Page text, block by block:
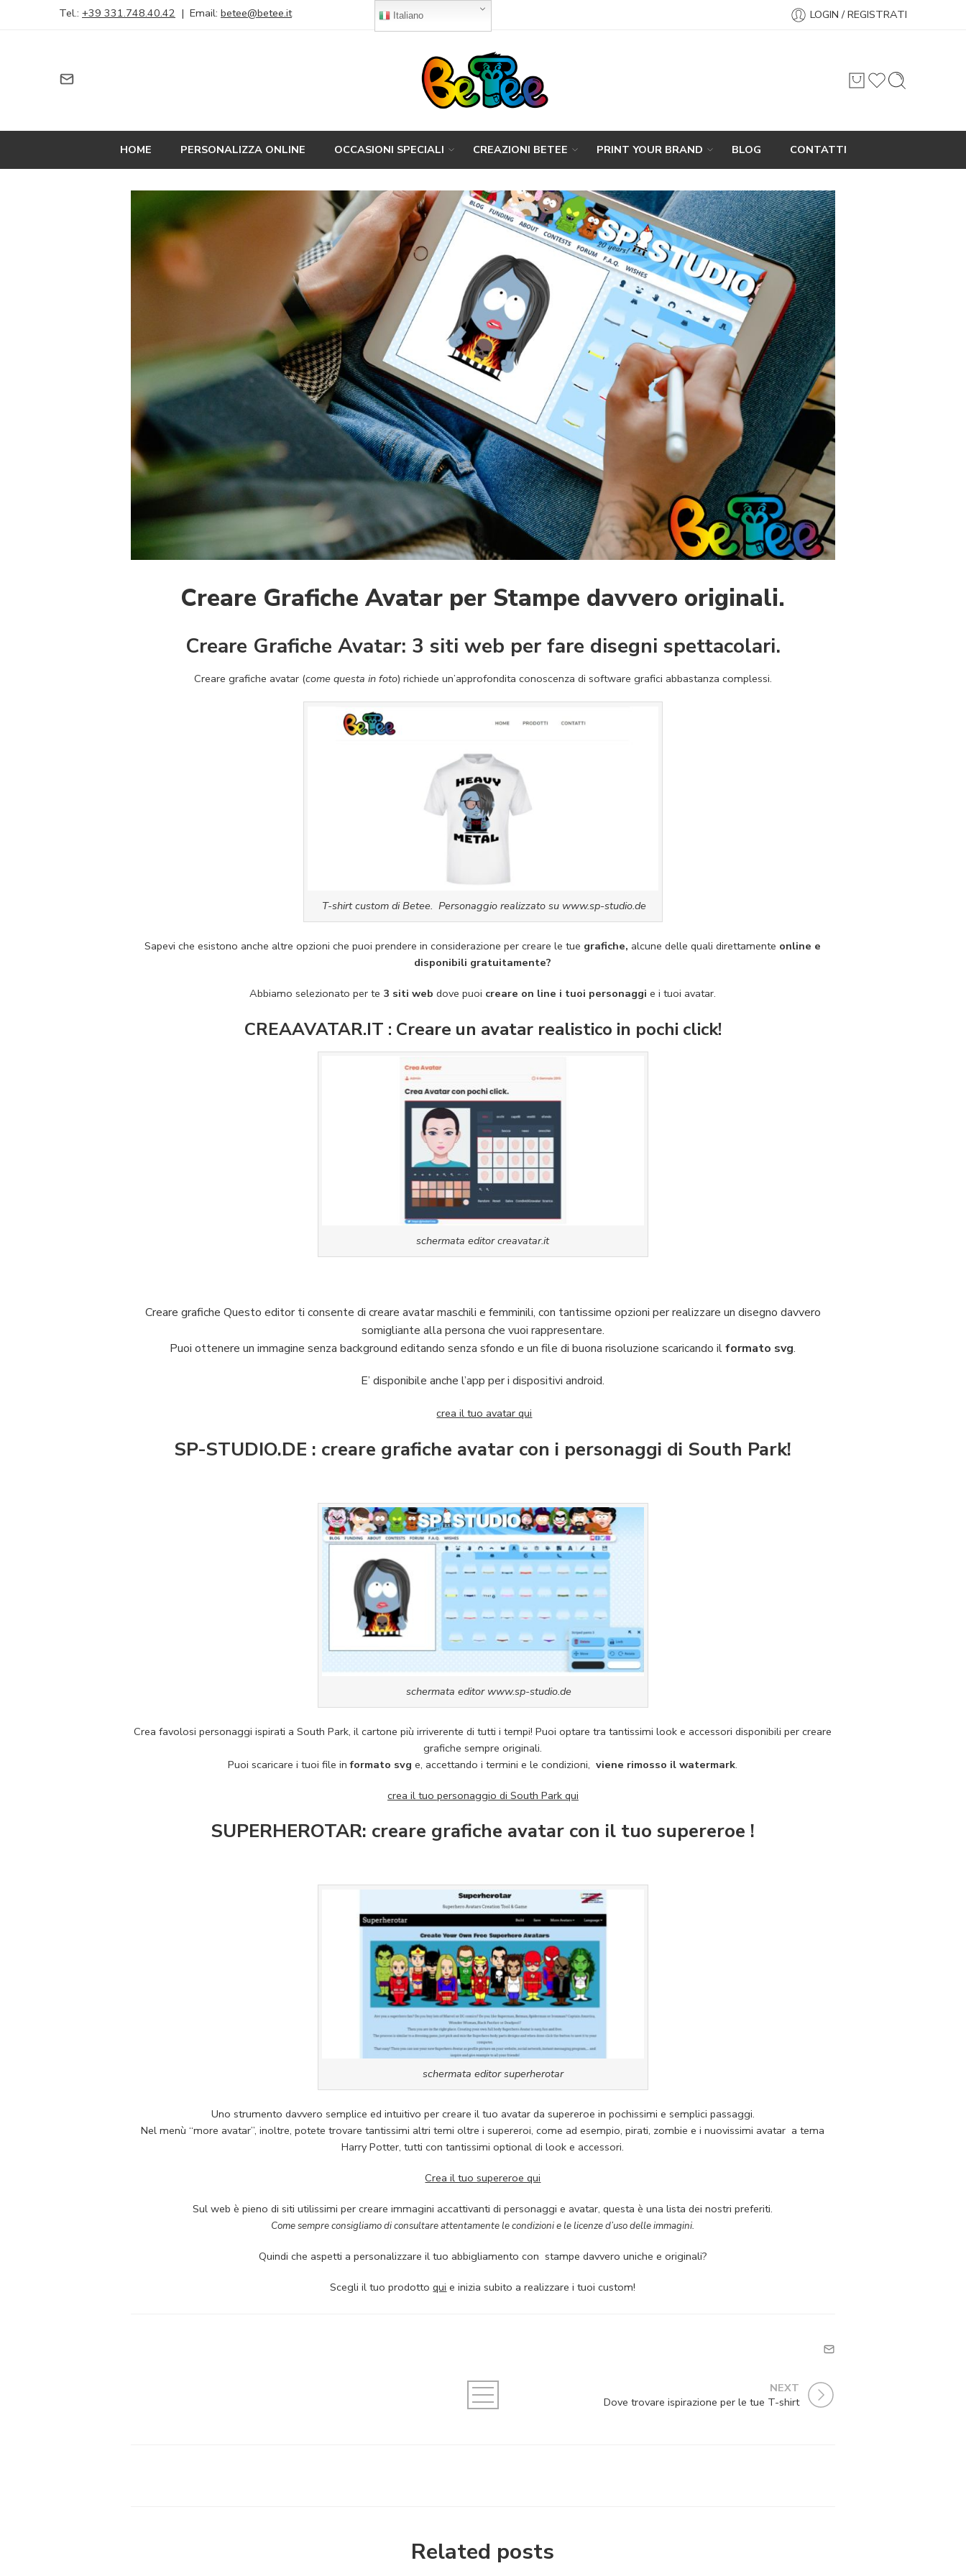
Tel.: +39 331.748.40.42 | Email: betee@betee.it Italiano LOGIN / REGISTRATI
HOME PERSONALIZZA ONLINE OCCASIONI SPECIALI CREAZIONI BETEE PRINT YOUR BRAND BLOG CONTATTI
Creare Grafiche Avatar per Stampe davvero originali.
Creare Grafiche Avatar: 3 siti web per fare disegni spettacolari.
Creare grafiche avatar (come questa in foto) richiede un’approfondita conoscenza di software grafici abbastanza complessi.
T-shirt custom di Betee. Personaggio realizzato su www.sp-studio.de
Sapevi che esistono anche altre opzioni che puoi prendere in considerazione per creare le tue grafiche, alcune delle quali direttamente online e
disponibili gratuitamente?
Abbiamo selezionato per te 3 siti web dove puoi creare on line i tuoi personaggi e i tuoi avatar.
CREAAVATAR.IT : Creare un avatar realistico in pochi click!
schermata editor creavatar.it
Creare grafiche Questo editor ti consente di creare avatar maschili e femminili, con tantissime opzioni per realizzare un disegno davvero
somigliante alla persona che vuoi rappresentare.
Puoi ottenere un immagine senza background editando senza sfondo e un file di buona risoluzione scaricando ilformato svg.
E’ disponibile anche l’app per i dispositivi android.
crea il tuo avatar qui
SP-STUDIO.DE : creare grafiche avatar con i personaggi di South Park!
schermata editor www.sp-studio.de
Crea favolosi personaggi ispirati a South Park, il cartone più irriverente di tutti i tempi! Puoi optare tra tantissimi look e accessori disponibili per creare
grafiche sempre originali.
Puoi scaricare i tuoi file informato svg e, accettando i termini e le condizioni, viene rimosso il watermark.
crea il tuo personaggio di South Park qui
SUPERHEROTAR: creare grafiche avatar con il tuo supereroe !
schermata editor superherotar
Uno strumento davvero semplice ed intuitivo per creare il tuo avatar da supereroe in pochissimi e semplici passaggi.
Nel menù “more avatar”, inoltre, potete trovare tantissimi altri temi oltre i supereroi, come ad esempio, pirati, zombie e i nuovissimi avatar a tema
Harry Potter, tutti con tantissimi optional di look e accessori.
Crea il tuo supereroe qui
Sul web è pieno di siti utilissimi per creare immagini accattivanti di personaggi e avatar, questa è una lista dei nostri preferiti.
Come sempre consigliamo di consultare attentamente le condizioni e le licenze d’uso delle immagini.
Quindi che aspetti a personalizzare il tuo abbigliamento con stampe davvero uniche e originali?
Scegli il tuo prodottoqui e inizia subito a realizzare i tuoi custom!
NEXT
Dove trovare ispirazione per le tue T-shirt
Related posts